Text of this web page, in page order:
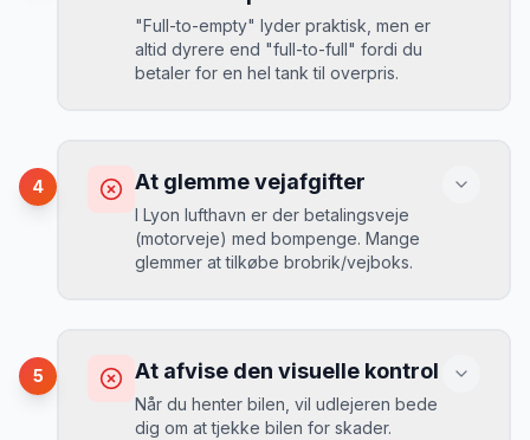
lufthavn stige fra 189 kr/dag til 349
kr/dag på bare 2 uger. Book tidligt!
Løsning
Book altid med fuld kaskoforsikring uden
MJ
Mikkels erfaring September 2023
“En lille bule i døren kostede mig 8.000
kr. i selvrisiko. Siden har jeg altid
"Full-to-empty" lyder praktisk, men er
altid dyrere end "full-to-full" fordi du
betaler for en hel tank til overpris.
Du betaler 20-30% mere for brændstof,
da udlejeren tager høje benzinpriser.
Løsning
4 At glemme vejafgifter
I Lyon lufthavn er der betalingsveje
(motorveje) med bompenge. Mange
glemmer at tilkøbe brobrik/vejboks.
Du risikerer at køre forkert for at undgå
bomveje, eller at betale med kontanter
ved hver bom (langsommere og dyrere).
5 At afvise den visuelle kontrol
Når du henter bilen, vil udlejeren bede
dig om at tjekke bilen for skader.